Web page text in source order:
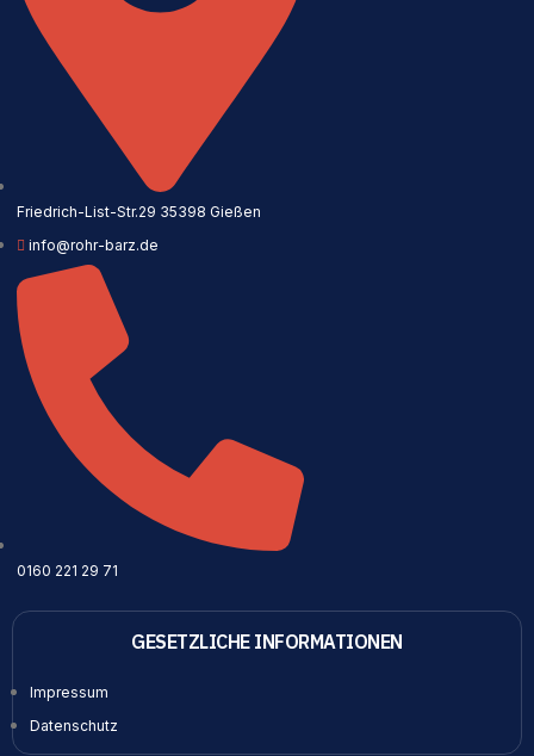
Friedrich-List-Str.29 35398 Gießen
info@rohr-barz.de
0160 221 29 71
GESETZLICHE INFORMATIONEN
Impressum
Datenschutz